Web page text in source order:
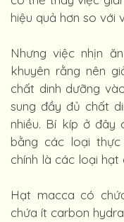
hiệu quả hơn so với
Nhưng việc nhịn
khuyên rằng nên
chất dinh dưỡng
sung đầy đủ chất
nhiều. Bí kíp ở đây
bằng các loại thực
chính là các loại hạt
Hạt macca có
chứa ít carbon